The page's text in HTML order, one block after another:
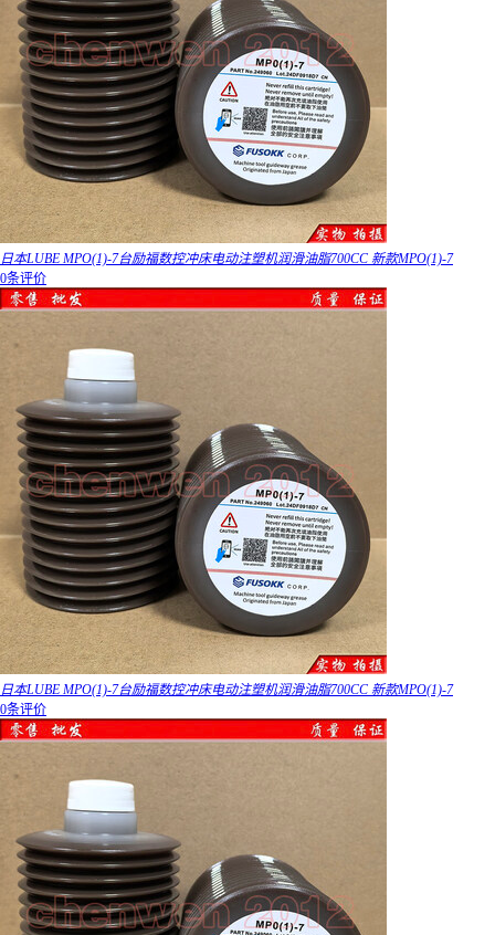
日本LUBE MPO(1)-7台励福数控冲床电动注塑机润滑油脂700CC 新款MPO(1)-7
0条评价
日本LUBE MPO(1)-7台励福数控冲床电动注塑机润滑油脂700CC 新款MPO(1)-7
0条评价